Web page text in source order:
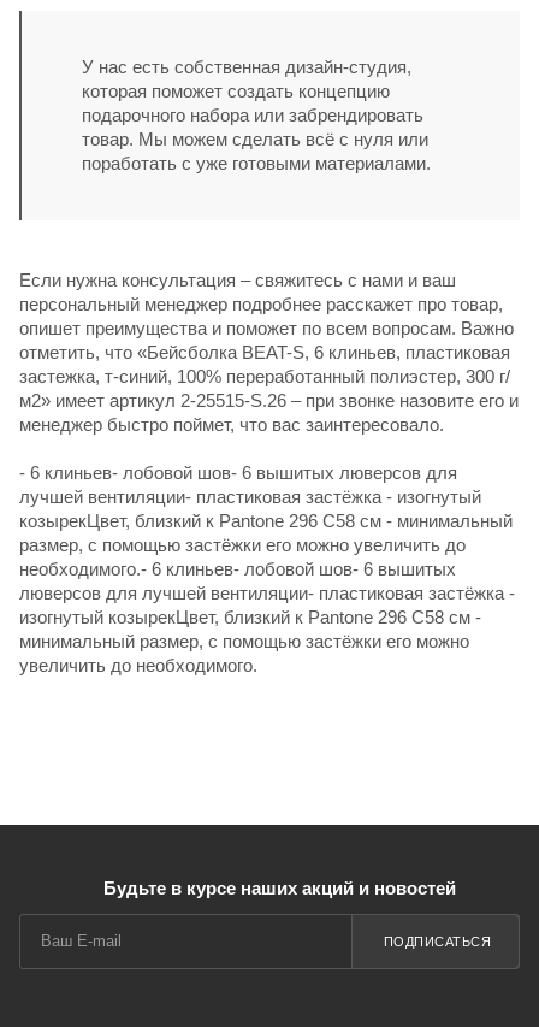
У нас есть собственная дизайн-студия,
которая поможет создать концепцию
подарочного набора или забрендировать
товар. Мы можем сделать всё с нуля или
поработать с уже готовыми материалами.
Если нужна консультация – свяжитесь с нами и ваш
персональный менеджер подробнее расскажет про товар,
опишет преимущества и поможет по всем вопросам. Важно
отметить, что «Бейсболка BEAT-S, 6 клиньев, пластиковая
застежка, т-синий, 100% переработанный полиэстер, 300 г/
м2» имеет артикул 2-25515-S.26 – при звонке назовите его и
менеджер быстро поймет, что вас заинтересовало.
- 6 клиньев- лобовой шов- 6 вышитых люверсов для
лучшей вентиляции- пластиковая застёжка - изогнутый
козырекЦвет, близкий к Pantone 296 C58 см - минимальный
размер, с помощью застёжки его можно увеличить до
необходимого.- 6 клиньев- лобовой шов- 6 вышитых
люверсов для лучшей вентиляции- пластиковая застёжка -
изогнутый козырекЦвет, близкий к Pantone 296 C58 см -
минимальный размер, с помощью застёжки его можно
увеличить до необходимого.
Будьте в курсе наших акций и новостей
ПОДПИСАТЬСЯ